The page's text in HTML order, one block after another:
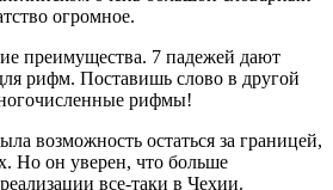
огромное.
преимущества. 7 падежей дают
рифм. Поставишь слово в другой
рифмы!
возможность остаться за границей,
Но он уверен, что больше
все-таки в Чехии.